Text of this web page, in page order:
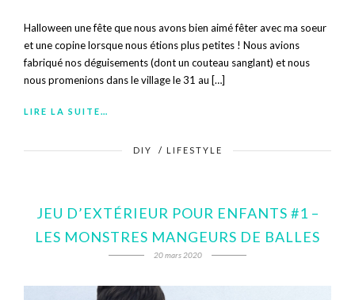
Halloween une fête que nous avons bien aimé fêter avec ma soeur
et une copine lorsque nous étions plus petites ! Nous avions
fabriqué nos déguisements (dont un couteau sanglant) et nous
nous promenions dans le village le 31 au […]
LIRE LA SUITE…
DIY / LIFESTYLE
JEU D’EXTÉRIEUR POUR ENFANTS #1 –
LES MONSTRES MANGEURS DE BALLES
20 mars 2020